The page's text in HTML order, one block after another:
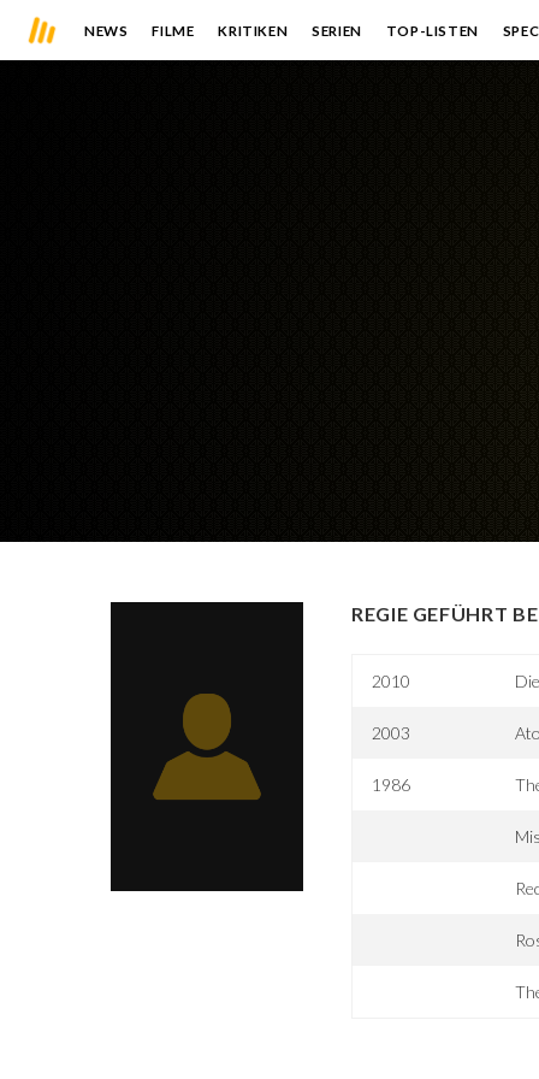
NEWS FILME KRITIKEN SERIEN TOP-LISTEN
REGIE GEFÜHRT
2010
2003
1986